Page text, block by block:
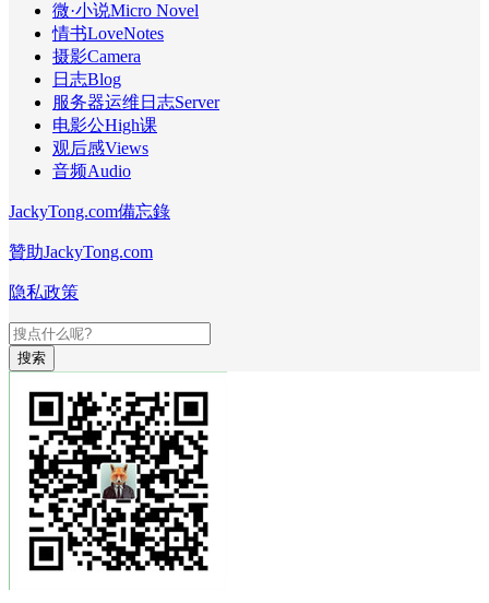
微·小说Micro Novel
情书LoveNotes
摄影Camera
日志Blog
服务器运维日志Server
电影公High课
观后感Views
音频Audio
JackyTong.com備忘錄
贊助JackyTong.com
隐私政策
搜索